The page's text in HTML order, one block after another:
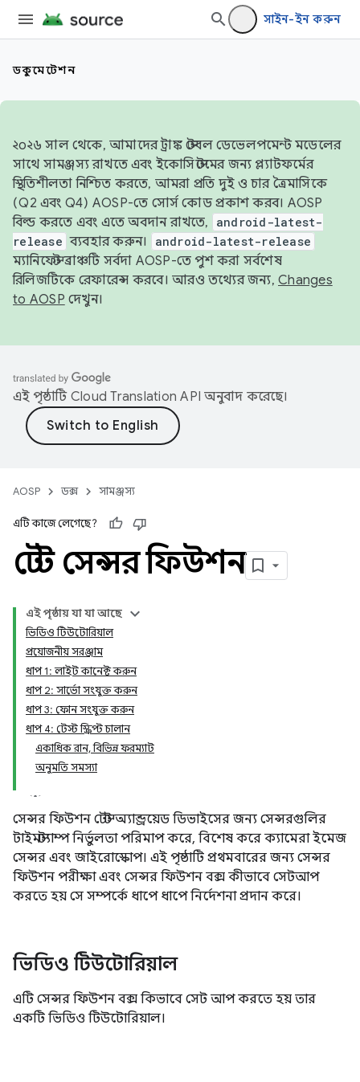
সাইন-ইন করুন
ডকুমেন্টেশন
২০২৬ সাল থেকে, আমাদের ট্রাঙ্ক স্টেবল ডেভেলপমেন্ট মডেলের
সাথে সামঞ্জস্য রাখতে এবং ইকোসিস্টেমের জন্য প্ল্যাটফর্মের
স্থিতিশীলতা নিশ্চিত করতে, আমরা প্রতি দুই ও চার ত্রৈমাসিকে
(Q2 এবং Q4) AOSP-তে সোর্স কোড প্রকাশ করব। AOSP
বিল্ড করতে এবং এতে অবদান রাখতে,
android-latest-
release ব্যবহার করুন। android-latest-release
ম্যানিফেস্ট ব্রাঞ্চটি সর্বদা AOSP-তে পুশ করা সর্বশেষ
রিলিজটিকে রেফারেন্স করবে। আরও তথ্যের জন্য, Changes
to AOSP দেখুন।
এই পৃষ্ঠাটি Cloud Translation API অনুবাদ করেছে।
AOSP ডক্স সামঞ্জস্য
এটি কাজে লেগেছে?
টেস্ট সেন্সর ফিউশন
এই পৃষ্ঠায় যা যা আছে
ভিডিও টিউটোরিয়াল
প্রয়োজনীয় সরঞ্জাম
ধাপ 1: লাইট কানেক্ট করুন
ধাপ 2: সার্ভো সংযুক্ত করুন
ধাপ 3: ফোন সংযুক্ত করুন
ধাপ 4: টেস্ট স্ক্রিপ্ট চালান
একাধিক রান, বিভিন্ন ফরম্যাট
অনুমতি সমস্যা
সেন্সর ফিউশন টেস্ট অ্যান্ড্রয়েড ডিভাইসের জন্য সেন্সরগুলির
টাইমস্ট্যাম্প নির্ভুলতা পরিমাপ করে, বিশেষ করে ক্যামেরা ইমেজ
সেন্সর এবং জাইরোস্কোপ। এই পৃষ্ঠাটি প্রথমবারের জন্য সেন্সর
ফিউশন পরীক্ষা এবং সেন্সর ফিউশন বক্স কীভাবে সেটআপ
করতে হয় সে সম্পর্কে ধাপে ধাপে নির্দেশনা প্রদান করে।
ভিডিও টিউটোরিয়াল
এটি সেন্সর ফিউশন বক্স কিভাবে সেট আপ করতে হয় তার
একটি ভিডিও টিউটোরিয়াল।